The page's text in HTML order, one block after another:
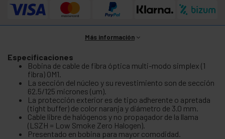
Más información
Especificaciones
Bobina de cable de fibra óptica multi-modo simplex (1
fibra) OM1.
La sección del núcleo y su revestimiento son de sección
62.5/125 micrones (um).
La protección exterior es de tipo adherente o apretada
(tight buffer) de color naranja y diámetro de 3.0 mm.
Cable libre de halógenos y no propagador de la llama
(LSZH = Low Smoke Zero Halogen).
Presentado en bobina para mayor comodidad.